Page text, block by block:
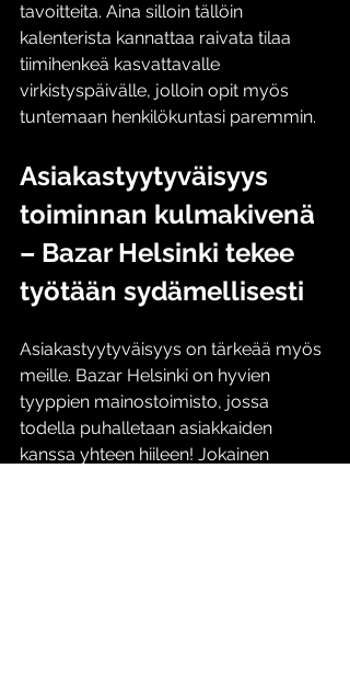
tavoitteita. Aina silloin tällöin
kalenterista kannattaa raivata tilaa
tiimihenkeä kasvattavalle
virkistyspäivälle, jolloin opit myös
tuntemaan henkilökuntasi paremmin.
Asiakastyytyväisyys
toiminnan kulmakivenä
– Bazar Helsinki tekee
työtään sydämellisesti
Asiakastyytyväisyys on tärkeää myös
meille. Bazar Helsinki on hyvien
tyyppien mainostoimisto, jossa
todella puhalletaan asiakkaiden
kanssa yhteen hiileen! Jokainen